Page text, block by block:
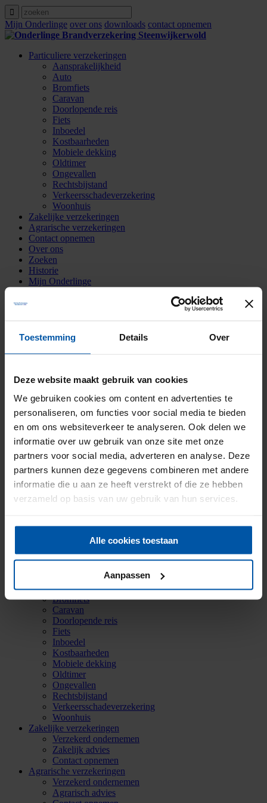
Toestemming Details Over
Deze website maakt gebruik van cookies
We gebruiken cookies om content en advertenties te
personaliseren, om functies voor social media te bieden
en om ons websiteverkeer te analyseren. Ook delen we
informatie over uw gebruik van onze site met onze
partners voor social media, adverteren en analyse. Deze
partners kunnen deze gegevens combineren met andere
informatie die u aan ze heeft verstrekt of die ze hebben
verzameld op basis van uw gebruik van hun services.
Alle cookies toestaan
Aanpassen
Mijn Onderlinge over ons downloads contact opnemen
Particuliere verzekeringen
Aansprakelijkheid
Auto
Bromfiets
Caravan
Doorlopende reis
Fiets
Inboedel
Kostbaarheden
Mobiele dekking
Oldtimer
Ongevallen
Rechtsbijstand
Verkeersschadeverzekering
Woonhuis
Zakelijke verzekeringen
Agrarische verzekeringen
Contact opnemen
Over ons
Zoeken
Historie
Mijn Onderlinge
•verkeerstest.jpg
verkeerstest.jpg
https://onderlinge-steenwijkerwold.nl/wp-
content/uploads/2018/07/Logo-nieuw-2011-Reflex_diap.png 0 0
https://onderlinge-steenwijkerwold.nl/wp-
content/uploads/2018/07/Logo-nieuw-2011-Reflex_diap.png
05-01 01:05:522019-05-01 01:05:52 verkeerstest.jpg
Deel deze pagina Facebook Twitter
Koffie? Van harte welkom!
Onderlinge Brandverzekering Steenwijkerwold
8341 PA Steenwijkerwold
info@onderlinge-steenwijkerwold.nl
Aansprakelijkheid
Auto
Bromfiets
Caravan
Doorlopende reis
Fiets
Inboedel
Kostbaarheden
Mobiele dekking
Oldtimer
Ongevallen
Rechtsbijstand
Verkeersschadeverzekering
Woonhuis
Zakelijke verzekeringen
Verzekerd ondernemen
Zakelijk advies
Contact opnemen
Agrarische verzekeringen
Verzekerd ondernemen
Agrarisch advies